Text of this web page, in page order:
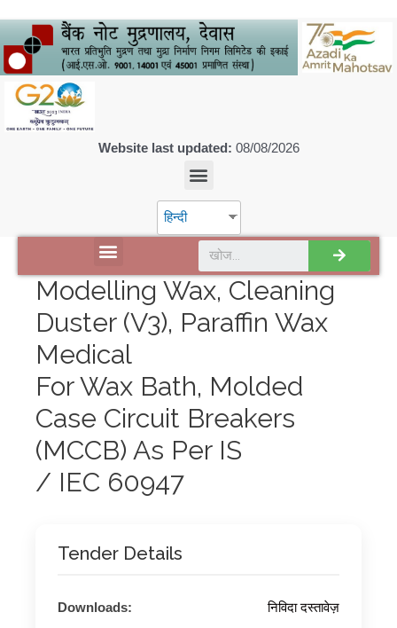
Website last updated: 08/08/2026
हिन्दी
Modelling Wax, Cleaning
Duster (V3), Paraffin Wax
Medical
For Wax Bath, Molded
Case Circuit Breakers
(MCCB) As Per IS
/ IEC 60947
Tender Details
Downloads: निविदा दस्तावेज़